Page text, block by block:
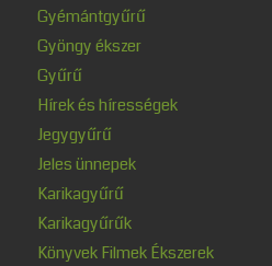
Gyémántgyűrű
Gyöngy ékszer
Gyűrű
Hírek és hírességek
Jegygyűrű
Jeles ünnepek
Karikagyűrű
Karikagyűrűk
Könyvek Filmek Ékszerek